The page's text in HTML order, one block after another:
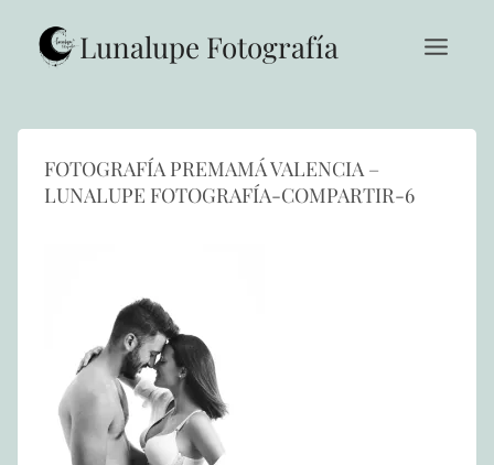
contenido Lunalupe Fotografía
FOTOGRAFÍA PREMAMÁ VALENCIA –
LUNALUPE FOTOGRAFÍA-COMPARTIR-6